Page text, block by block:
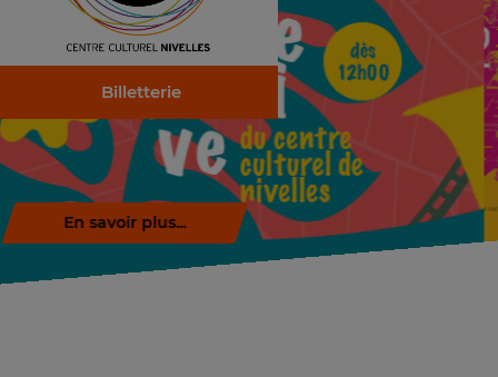
Billetterie
Télécharger la brochure (.pdf)